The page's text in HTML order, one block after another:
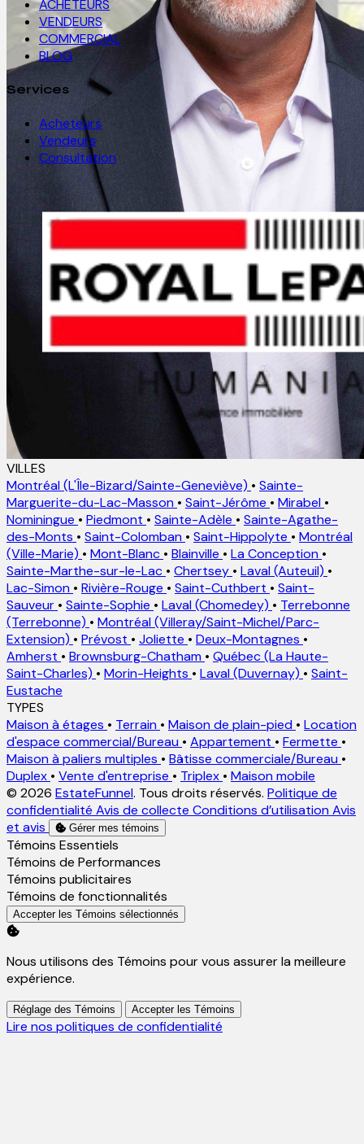
ACHETEURS
VENDEURS
COMMERCIAL
BLOG
Services
Acheteurs
Vendeurs
Consultation
VILLES
Montréal (L'Île-Bizard/Sainte-Geneviève) • Sainte-
Marguerite-du-Lac-Masson • Saint-Jérôme • Mirabel •
Nominingue • Piedmont • Sainte-Adèle • Sainte-Agathe-
des-Monts • Saint-Colomban • Saint-Hippolyte • Montréal
(Ville-Marie) • Mont-Blanc • Blainville • La Conception •
Sainte-Marthe-sur-le-Lac • Chertsey • Laval (Auteuil) •
Lac-Simon • Rivière-Rouge • Saint-Cuthbert • Saint-
Sauveur • Sainte-Sophie • Laval (Chomedey) • Terrebonne
(Terrebonne) • Montréal (Villeray/Saint-Michel/Parc-
Extension) • Prévost • Joliette • Deux-Montagnes •
Amherst • Brownsburg-Chatham • Québec (La Haute-
Saint-Charles) • Morin-Heights • Laval (Duvernay) • Saint-
Eustache
TYPES
Maison à étages • Terrain • Maison de plain-pied • Location
d'espace commercial/Bureau • Appartement • Fermette •
Maison à paliers multiples • Bâtisse commerciale/Bureau •
Duplex • Vente d'entreprise • Triplex • Maison mobile
© 2026 EstateFunnel. Tous droits réservés. Politique de
confidentialité Avis de collecte Conditions d’utilisation Avis
et avis
Gérer mes témoins
Activer
Témoins Essentiels
Activer
Témoins de Performances
Activer
Témoins publicitaires
Activer
Témoins de fonctionnalités
Accepter les Témoins sélectionnés
Nous utilisons des Témoins pour vous assurer la meilleure
expérience.
Réglage des Témoins Accepter les Témoins
Lire nos politiques de confidentialité